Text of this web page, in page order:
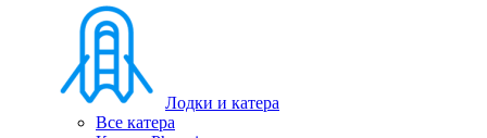
Лодки и катера
Все катера